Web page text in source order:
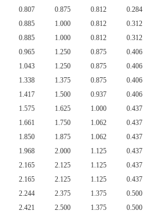
0.807 0.875 0.812
0.284
0.885 1.000 0.812
0.312
0.885 1.000 0.812
0.312
0.965 1.250 0.875
0.406
1.043 1.250 0.875
0.406
1.338 1.375 0.875
0.406
1.417 1.500 0.937
0.406
1.575 1.625 1.000
0.437
1.661 1.750 1.062
0.437
1.850 1.875 1.062
0.437
1.968 2.000 1.125
0.437
2.165 2.125 1.125
0.437
2.165 2.125 1.125
0.437
2.244 2.375 1.375
0.500
2.421 2.500 1.375
0.500